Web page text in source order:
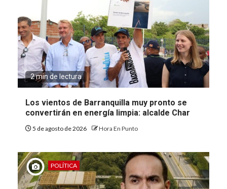
2 min de lectura
Los vientos de Barranquilla muy pronto se
convertirán en energía limpia: alcalde Char
5 de agosto de 2026 Hora En Punto
POLÍTICA